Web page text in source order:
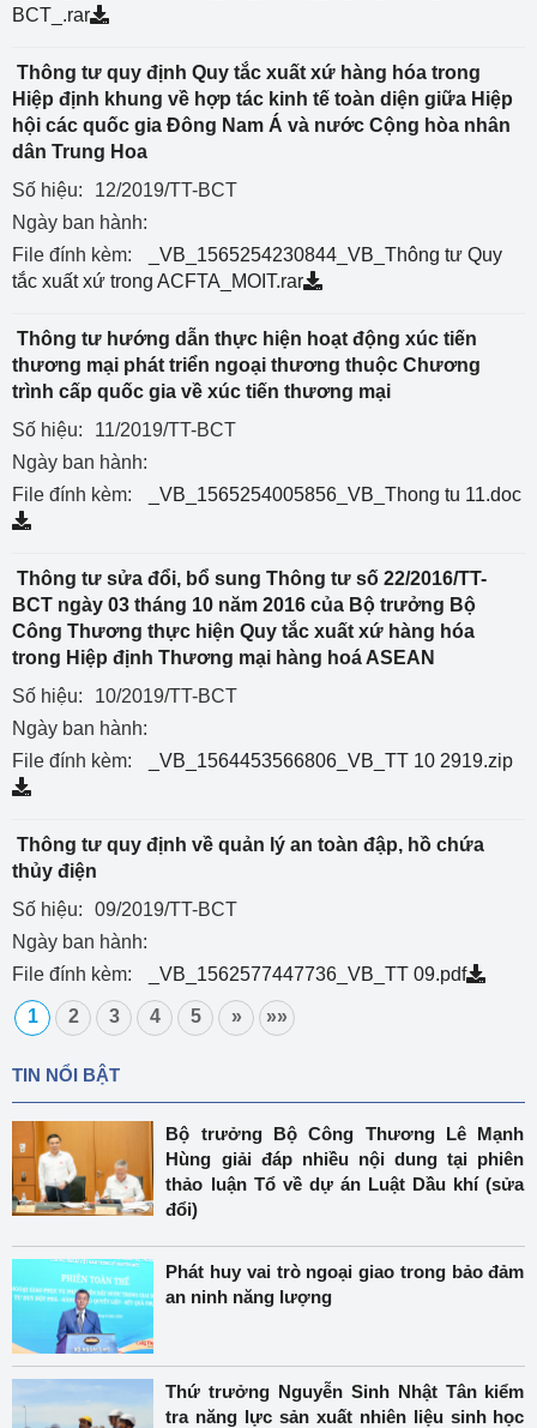
BCT_.rar
Thông tư quy định Quy tắc xuất xứ hàng hóa trong
Hiệp định khung về hợp tác kinh tế toàn diện giữa Hiệp
hội các quốc gia Đông Nam Á và nước Cộng hòa nhân
dân Trung Hoa
Số hiệu:
12/2019/TT-BCT
Ngày ban hành:
File đính kèm:
_VB_1565254230844_VB_Thông tư Quy
tắc xuất xứ trong ACFTA_MOIT.rar
Thông tư hướng dẫn thực hiện hoạt động xúc tiến
thương mại phát triển ngoại thương thuộc Chương
trình cấp quốc gia về xúc tiến thương mại
Số hiệu:
11/2019/TT-BCT
Ngày ban hành:
File đính kèm:
_VB_1565254005856_VB_Thong tu 11.doc
Thông tư sửa đổi, bổ sung Thông tư số 22/2016/TT-
BCT ngày 03 tháng 10 năm 2016 của Bộ trưởng Bộ
Công Thương thực hiện Quy tắc xuất xứ hàng hóa
trong Hiệp định Thương mại hàng hoá ASEAN
Số hiệu:
10/2019/TT-BCT
Ngày ban hành:
File đính kèm:
_VB_1564453566806_VB_TT 10 2919.zip
Thông tư quy định về quản lý an toàn đập, hồ chứa
thủy điện
Số hiệu:
09/2019/TT-BCT
Ngày ban hành:
File đính kèm:
_VB_1562577447736_VB_TT 09.pdf
1 2 3 4 5 » »»
TIN NỔI BẬT
Bộ trưởng Bộ Công Thương Lê Mạnh
Hùng giải đáp nhiều nội dung tại phiên
thảo luận Tổ về dự án Luật Dầu khí (sửa
đổi)
Phát huy vai trò ngoại giao trong bảo đảm
an ninh năng lượng
Thứ trưởng Nguyễn Sinh Nhật Tân kiểm
tra năng lực sản xuất nhiên liệu sinh học